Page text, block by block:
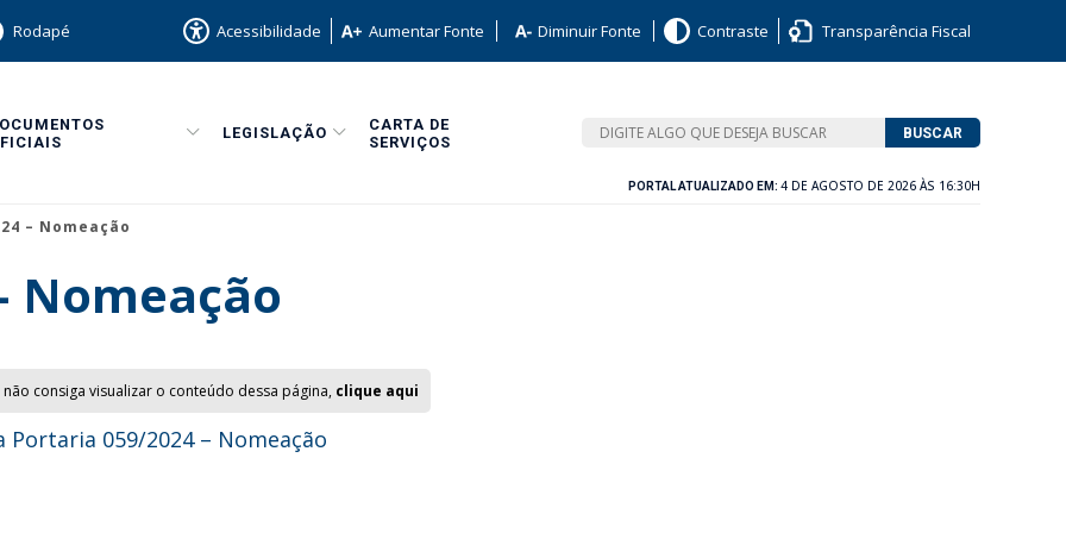
Rodapé Acessibilidade Aumentar Fonte Diminuir Fonte Contraste Transparência Fiscal
LEGISLAÇÃO
CARTA DE
SERVIÇOS
BUSCAR
PORTAL ATUALIZADO EM: 4 DE AGOSTO DE 2026 ÀS 16:30H
– Nomeação
Nomeação
não consiga visualizar o conteúdo dessa página, clique aqui
Portaria 059/2024 – Nomeação